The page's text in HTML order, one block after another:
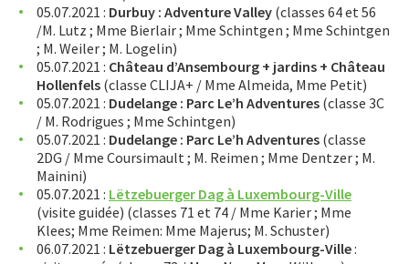
Excursions et voyages d’études 2021/2022
Excursions et voyages d’études 2020/2021
Excursions et voyages d’études 2019/2020
Excursions et voyages d’études 2018/2019
Excursions et voyages d’études 2017/2018
Excursions et voyages d’études 2016/2017
Excursions et voyages d’études 2015/2016
SERVICES
APPRENTISSAGE
05.07.2021 : Durbuy : Adventure Valley (classes 64 et 56
/M. Lutz ; Mme Bierlair ; Mme Schintgen ; Mme Schintgen
; M. Weiler ; M. Logelin)
05.07.2021 : Château d’Ansembourg + jardins + Château
Hollenfels (classe CLIJA+ / Mme Almeida, Mme Petit)
05.07.2021 : Dudelange : Parc Le’h Adventures (classe 3C
/ M. Rodrigues ; Mme Schintgen)
05.07.2021 : Dudelange : Parc Le’h Adventures (classe
2DG / Mme Coursimault ; M. Reimen ; Mme Dentzer ; M.
Mainini)
05.07.2021 : Lëtzebuerger Dag à Luxembourg-Ville
(visite guidée) (classes 71 et 74 / Mme Karier ; Mme
Klees; Mme Reimen: Mme Majerus; M. Schuster)
06.07.2021 : Lëtzebuerger Dag à Luxembourg-Ville: